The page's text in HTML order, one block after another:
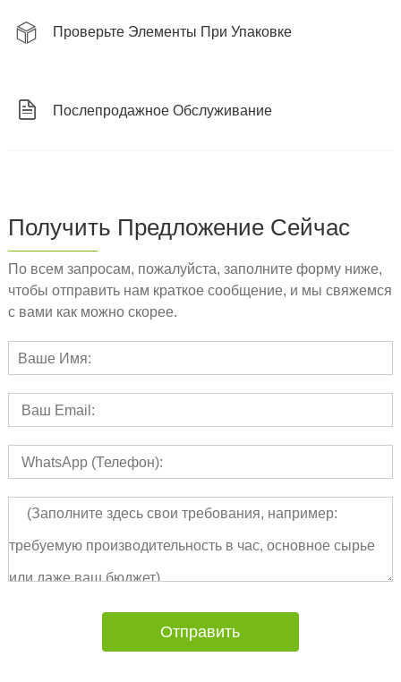
Проверьте Элементы При Упаковке
Послепродажное Обслуживание
Получить Предложение Сейчас
По всем запросам, пожалуйста, заполните форму ниже,
чтобы отправить нам краткое сообщение, и мы свяжемся
с вами как можно скорее.